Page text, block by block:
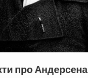
про Андерсена